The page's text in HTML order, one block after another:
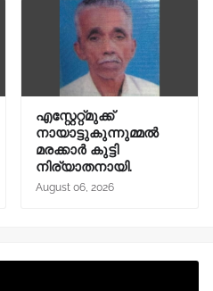
എസ്റ്റേറ്റ്മുക്ക്
നായാട്ടുകുന്നുമ്മൽ
മരക്കാർ കുട്ടി
നിര്യാതനായി.
August 06, 2026